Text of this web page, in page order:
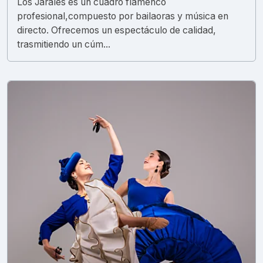
profesional,compuesto por bailaoras y música en
directo. Ofrecemos un espectáculo de calidad,
trasmitiendo un cúm...